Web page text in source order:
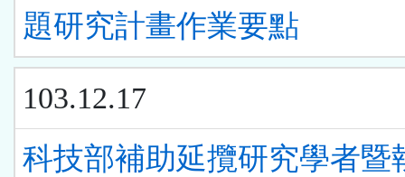
題研究計畫作業要點
103.12.17
科技部補助延攬研究學者暨